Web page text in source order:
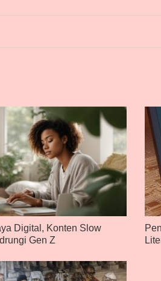
Digital, Konten Slow
Gen Z